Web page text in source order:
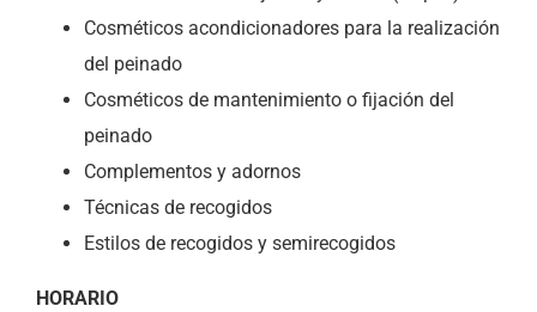
Cosméticos acondicionadores para la realización
del peinado
Cosméticos de mantenimiento o fijación del
peinado
Complementos y adornos
Técnicas de recogidos
Estilos de recogidos y semirecogidos
HORARIO